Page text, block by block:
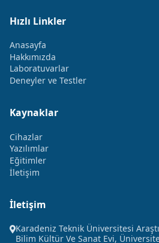
Hızlı Linkler
Anasayfa
Hakkımızda
Laboratuvarlar
Deneyler ve Testler
Kaynaklar
Cihazlar
Yazılımlar
Eğitimler
İletişim
İletişim
Karadeniz Teknik Üniversitesi
Bilim Kültür Ve Sanat Evi,